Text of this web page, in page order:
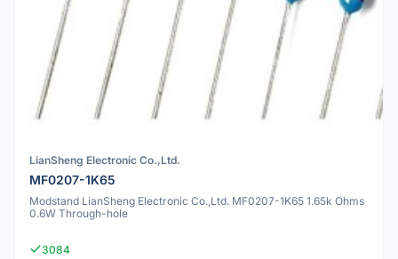
LianSheng Electronic Co.,Ltd.
MF0207-1K65
Modstand LianSheng Electronic Co.,Ltd. MF0207-1K65 1.65k Ohms
0.6W Through-hole
3084